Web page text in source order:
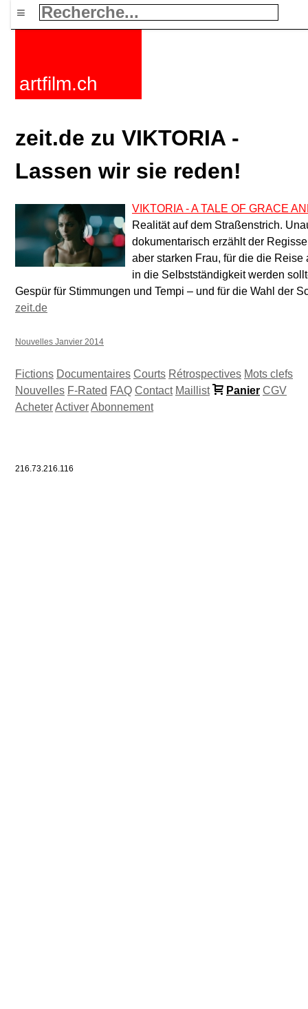
≡
artfilm.ch
zeit.de zu VIKTORIA -
Lassen wir sie reden!
VIKTORIA - A TALE OF GRACE
Realität auf dem Straßenstrich.
dokumentarisch erzählt der
aber starken Frau, für die die
in die Selbstständigkeit werden
Gespür für Stimmungen und Tempi – und für die Wahl der
zeit.de
Nouvelles Janvier 2014
Fictions Documentaires Courts Rétrospectives Mots clefs
Nouvelles F-Rated FAQ Contact Maillist Panier CGV
AcheterActiverAbonnement
216.73.216.116